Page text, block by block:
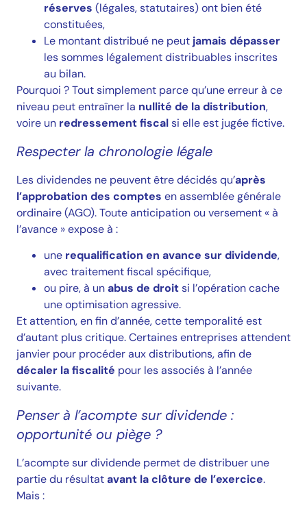
réserves (légales, statutaires) ont bien été
constituées,
Le montant distribué ne peut jamais dépasser
les sommes légalement distribuables inscrites
au bilan.
Pourquoi ? Tout simplement parce qu’une erreur à ce
niveau peut entraîner la nullité de la distribution,
voire un redressement fiscalsi elle est jugée fictive.
Respecter la chronologie légale
Les dividendes ne peuvent être décidés qu’après
l’approbation des comptes en assemblée générale
ordinaire (AGO). Toute anticipation ou versement « à
l’avance » expose à :
une requalification en avance sur dividende,
avec traitement fiscal spécifique,
ou pire, à unabus de droitsi l’opération cache
une optimisation agressive.
Et attention, en fin d’année, cette temporalité est
d’autant plus critique. Certaines entreprises attendent
janvier pour procéder aux distributions, afin de
décaler la fiscalité pour les associés à l’année
suivante.
Penser à l’acompte sur dividende :
opportunité ou piège ?
L’acompte sur dividende permet de distribuer une
partie du résultatavant la clôture de l’exercice.
Mais :